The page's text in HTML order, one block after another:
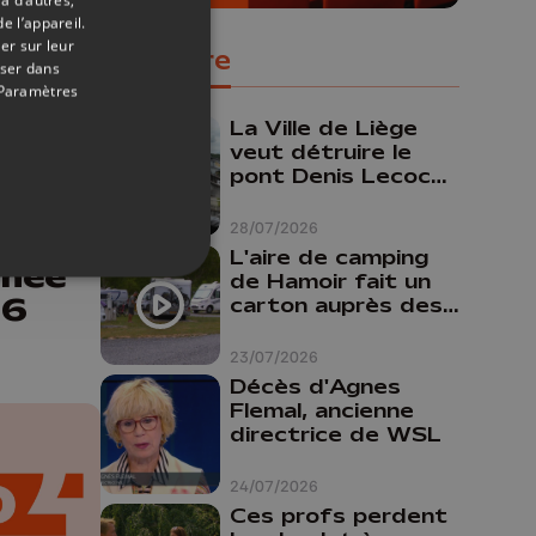
Populaire
28/07/2026
La Ville de Liège
veut détruire le
pont Denis Lecocq
budget pour le
faire
23/07/2026
L'aire de camping
de Hamoir fait un
carton auprès des
24/07/2026
Décès d'Agnes
Flemal, ancienne
directrice de WSL
Ces profs perdent
l’appareil.
sur leur
dans